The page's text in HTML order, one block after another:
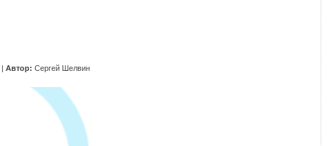
| Автор: Сергей Шелвин